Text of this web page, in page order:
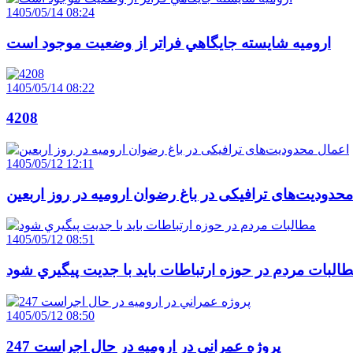
1405/05/14 08:24
اروميه شايسته جايگاهي فراتر از وضعيت موجود است
1405/05/14 08:22
4208
1405/05/12 12:11
ترافیکی در باغ رضوان ارومیه در روز اربعین
1405/05/12 08:51
مردم در حوزه ارتباطات بايد با جديت پيگيري شود
1405/05/12 08:50
247 پروژه عمراني در اروميه در حال اجراست